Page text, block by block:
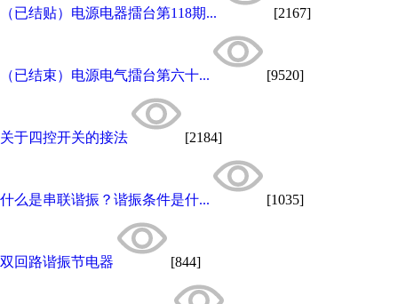
（已结贴）电源电器擂台第118期... [2167]
（已结束）电源电气擂台第六十... [9520]
关于四控开关的接法 [2184]
什么是串联谐振？谐振条件是什... [1035]
双回路谐振节电器 [844]